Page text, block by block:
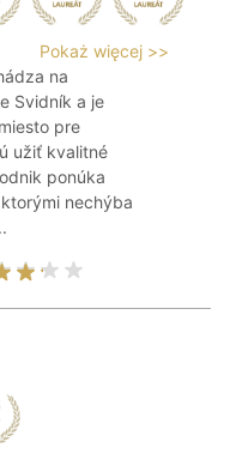
Pokaż więcej >>
na
Svidník a je
pre
užiť kvalitné
ponúka
nechýba